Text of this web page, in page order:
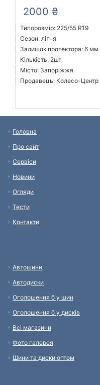
2000 ₴
Типорозмір: 225/55 R19
Сезон: літня
Залишок протектора: 6 мм
Кількість: 2шт
Місто: Запоріжжя
Продавець: Колесо-Центр
Головна
Про сайт
Сервіси
Новини
Огляди
Тести
Контакти
Автошини
Автодиски
Оголошення б у шин
Оголошення б у дисків
Всі магазини
Фото галерея
Шини та диски оптом